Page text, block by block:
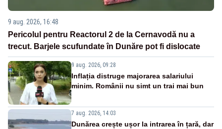
9 aug. 2026, 16:48
Pericolul pentru Reactorul 2 de la Cernavodă nu a
trecut. Barjele scufundate în Dunăre pot fi dislocate
9 aug. 2026, 09:28
Inflația distruge majorarea salariului
minim. Românii nu simt un trai mai bun
7 aug. 2026, 14:03
Dunărea crește ușor la intrarea în țară, dar